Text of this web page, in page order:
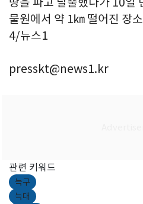
물원에서 약 1㎞ 떨어진 장
4/뉴스1
presskt@news1.kr
관련 키워드
늑구
늑대